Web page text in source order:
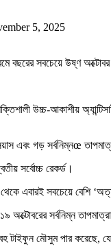
5, 2025
বছরের সবচেয়ে উষ্ণ
উচ্চ-আকাশীয়
এবং গড় সর্বনিম্নœ
সর্বোচ্চ রেকর্ড।
এবারই সবচেয়ে বেশি
অক্টোবরের সর্বনিম্ন
মৌসুম পার করেছে,